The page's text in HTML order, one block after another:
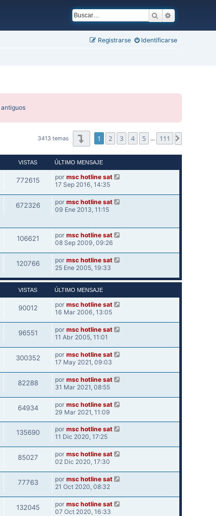
Buscar
Identificarse
Registrarse
3413 temas Página1 de 111
1 2 3 4 5 … 111
VISTAS ÚLTIMO MENSAJE
772615 por msc hotline sat
17 Sep 2016, 14:35
672326 por msc hotline sat
09 Ene 2013, 11:15
106621 por msc hotline sat
08 Sep 2009, 09:26
120766 por msc hotline sat
25 Ene 2005, 19:33
VISTAS ÚLTIMO MENSAJE
90012 por msc hotline sat
16 Mar 2006, 13:05
96551 por msc hotline sat
11 Abr 2005, 11:01
300352 por msc hotline sat
17 May 2021, 09:03
82288 por msc hotline sat
31 Mar 2021, 08:55
64934 por msc hotline sat
29 Mar 2021, 11:09
135690 por msc hotline sat
11 Dic 2020, 17:25
85027 por msc hotline sat
02 Dic 2020, 17:30
77763 por msc hotline sat
21 Oct 2020, 08:32
132045 por msc hotline sat
07 Oct 2020, 16:33